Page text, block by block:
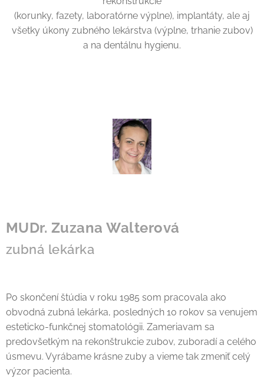
(korunky, fazety, laboratórne výplne), implantáty, ale aj
všetky úkony zubného lekárstva (výplne, trhanie zubov)
a na dentálnu hygienu.
MUDr. Zuzana Walterová
zubná lekárka
Po skončení štúdia v roku 1985 som pracovala ako
obvodná zubná lekárka, posledných 10 rokov sa venujem
esteticko-funkčnej stomatológii. Zameriavam sa
predovšetkým na rekonštrukcie zubov, zuboradí a celého
úsmevu. Vyrábame krásne zuby a vieme tak zmeniť celý
výzor pacienta.